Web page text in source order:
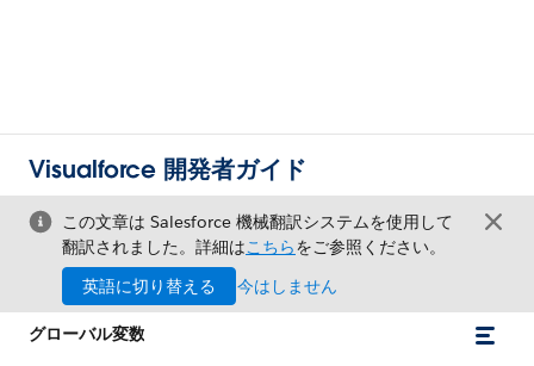
Visualforce 開発者ガイド
この文章は Salesforce 機械翻訳システムを使用して
翻訳されました。詳細はこちらをご参照ください。
英語に切り替える
今はしません
グローバル変数